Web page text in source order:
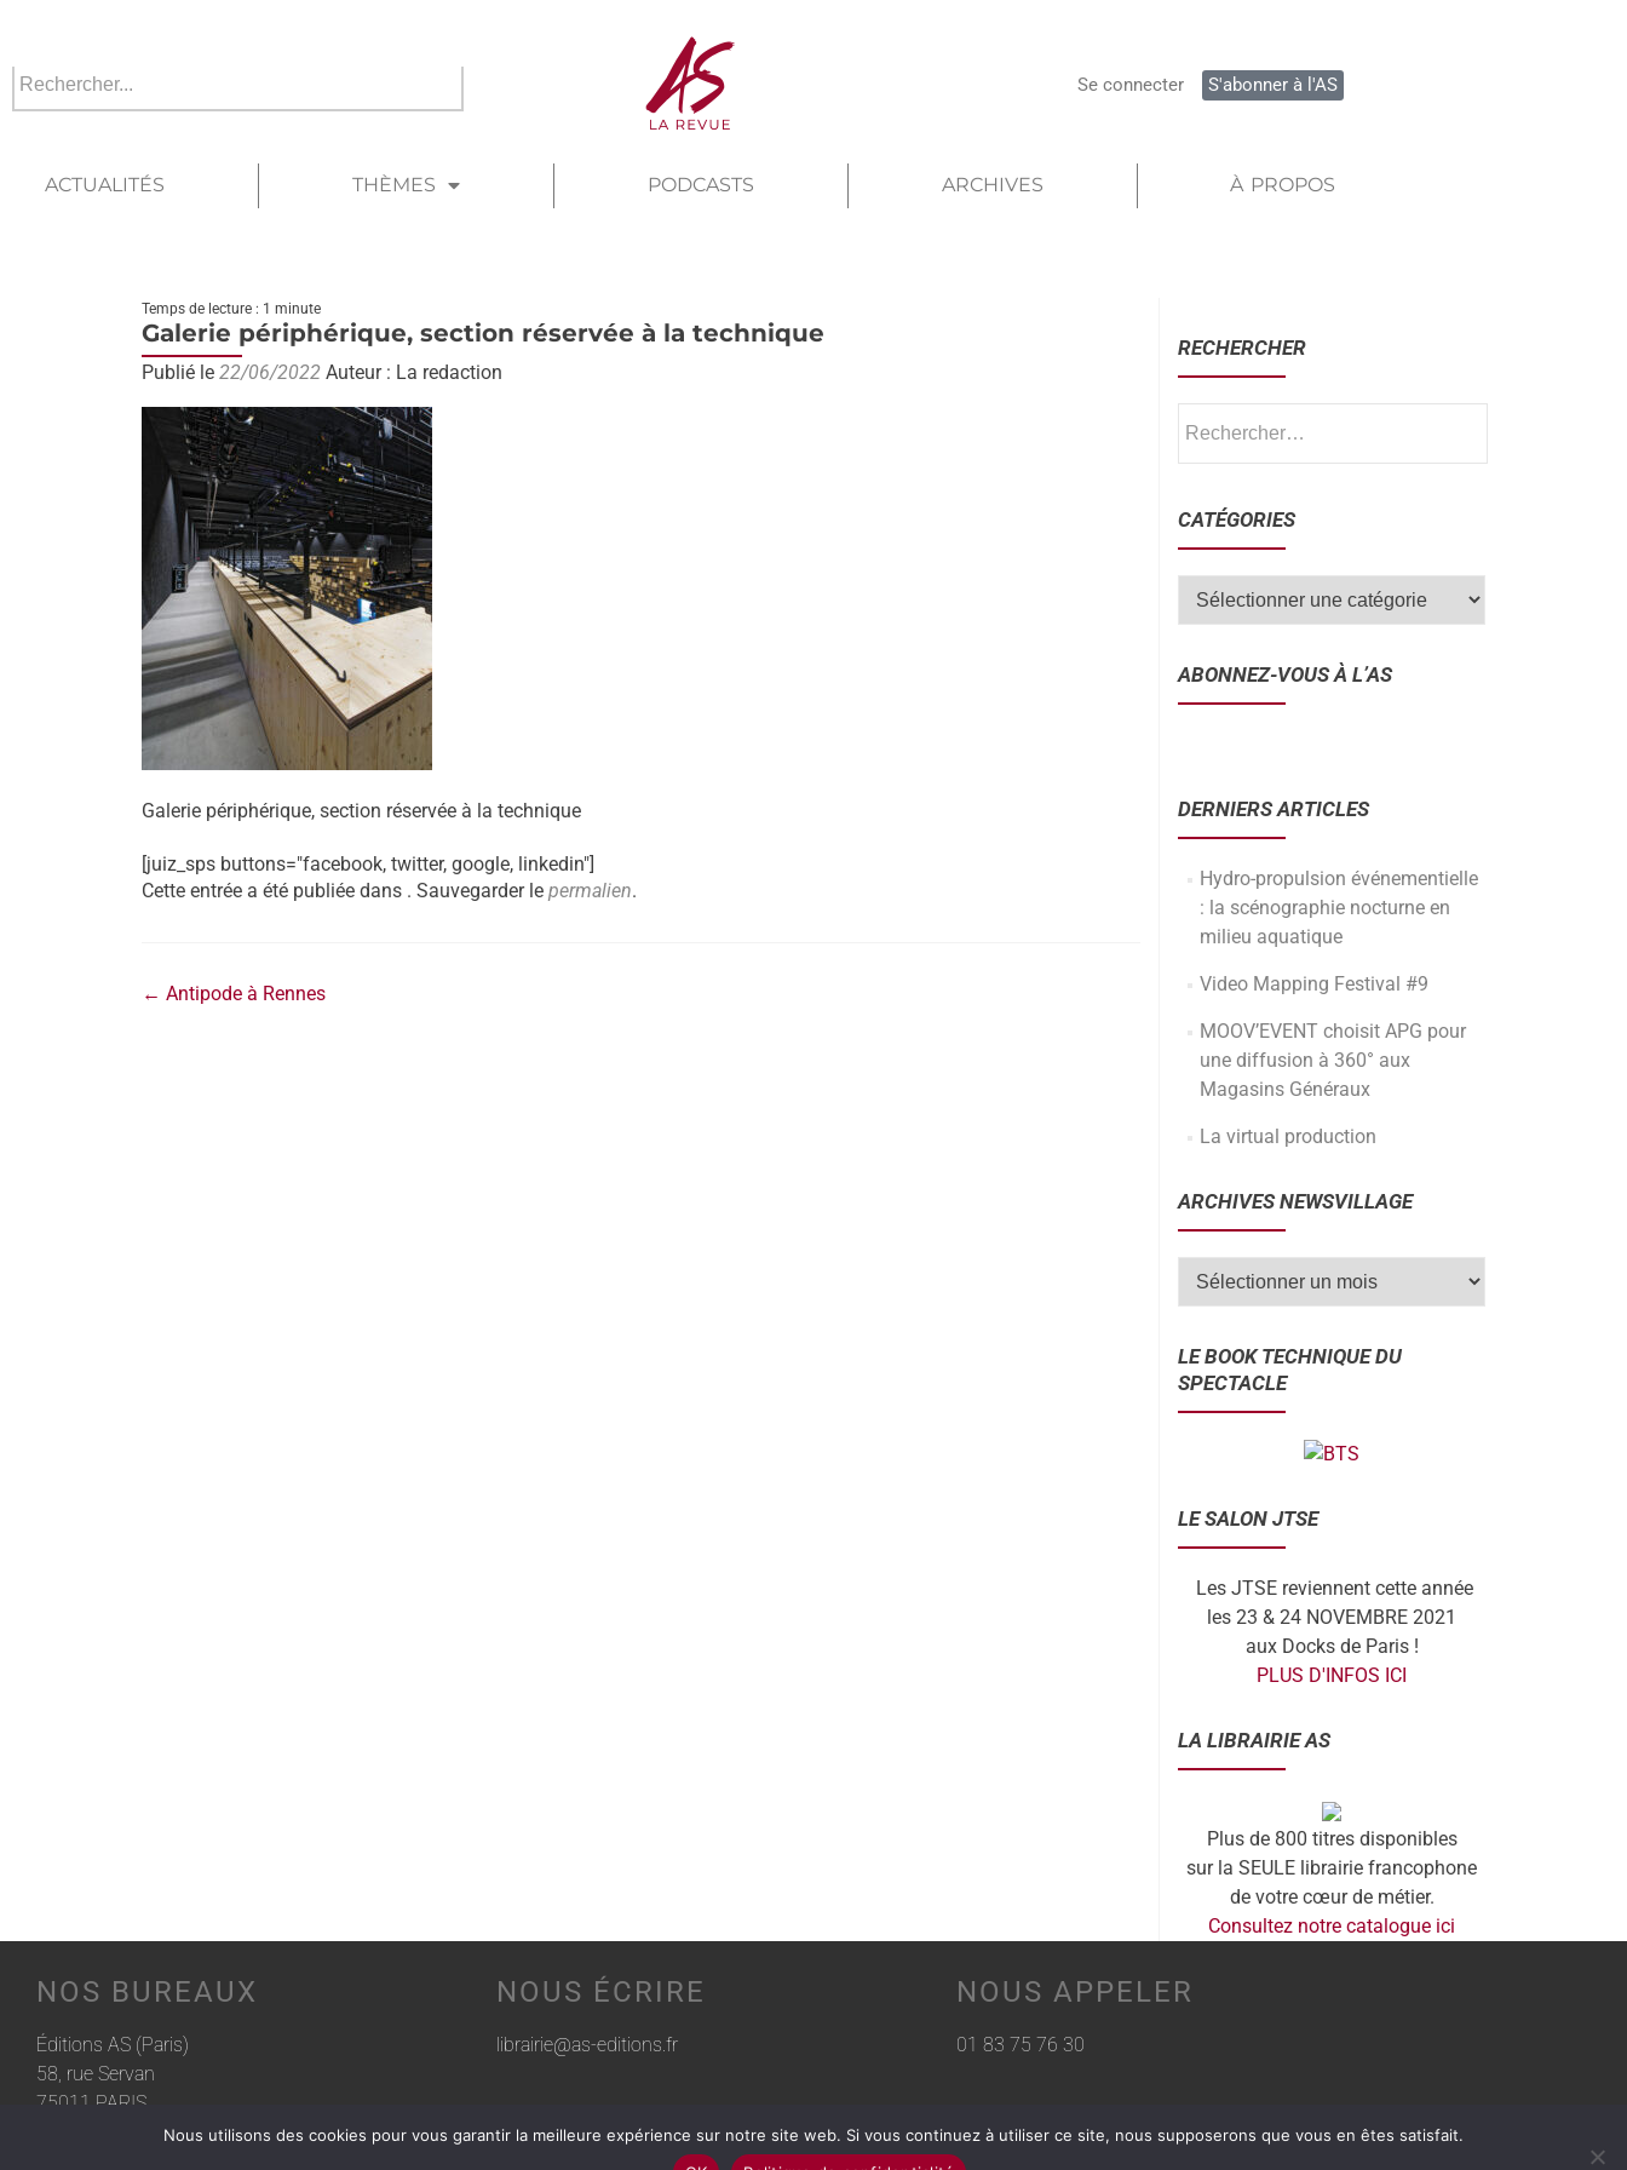
Se connecter S'abonner à l'AS
ACTUALITÉS THÈMES PODCASTS ARCHIVES À PROPOS
Temps de lecture : 1 minute
Galerie périphérique, section réservée à la technique
Publié le 22/06/2022 Auteur : La redaction
Galerie périphérique, section réservée à la technique
[juiz_sps buttons="facebook, twitter, google, linkedin"]
Cette entrée a été publiée dans . Sauvegarder le permalien.
← Antipode à Rennes
RECHERCHER
CATÉGORIES
ABONNEZ-VOUS À L’AS
DERNIERS ARTICLES
Hydro-propulsion événementielle
: la scénographie nocturne en
milieu aquatique
Video Mapping Festival #9
MOOV’EVENT choisit APG pour
une diffusion à 360° aux
Magasins Généraux
La virtual production
ARCHIVES NEWSVILLAGE
LE BOOK TECHNIQUE DU
SPECTACLE
LE SALON JTSE
Les JTSE reviennent cette année
les 23 & 24 NOVEMBRE 2021
aux Docks de Paris !
PLUS D'INFOS ICI
LA LIBRAIRIE AS
Plus de 800 titres disponibles
sur la SEULE librairie francophone
de votre cœur de métier.
Consultez notre catalogue ici
NOS BUREAUX
Éditions AS (Paris)
58, rue Servan
75011 PARIS
NOUS ÉCRIRE
librairie@as-editions.fr
NOUS APPELER
01 83 75 76 30
Nous utilisons des cookies pour vous garantir la meilleure expérience sur notre site web. Si vous continuez à utiliser ce site, nous supposerons que vous en êtes satisfait.